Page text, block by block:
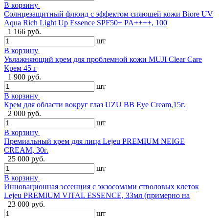
В корзину
Солнцезащитный флюид с эффектом сияюшей кожи Biore UV
Aqua Rich Light Up Essence SPF50+ PA++++, 100
1 166 руб.
шт
В корзину
Увлажняющий крем для проблемной кожи MUJI Clear Care
Крем 45 г
1 900 руб.
шт
В корзину
Крем для области вокруг глаз UZU BB Eye Cream,15г.
2 000 руб.
шт
В корзину
Премиальный крем для лица Lejeu PREMIUM NEIGE
CREAM, 30г.
25 000 руб.
шт
В корзину
Инновационная эссенция с экзосомами стволовых клеток
Lejeu PREMIUM VITAL ESSENCE, 33мл (примерно на
23 000 руб.
шт